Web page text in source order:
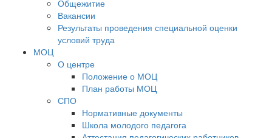
Общежитие
Вакансии
Результаты проведения специальной оценки
условий труда
МОЦ
О центре
Положение о МОЦ
План работы МОЦ
СПО
Нормативные документы
Школа молодого педагога